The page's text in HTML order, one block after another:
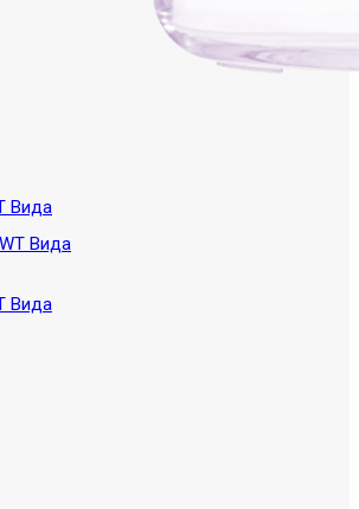
Вида
Вида